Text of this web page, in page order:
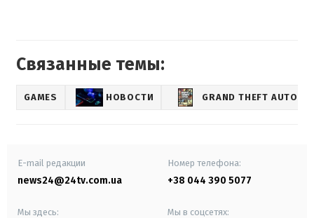
Связанные темы:
GAMES НОВОСТИ GRAND THEFT AUTO
E-mail редакции
news24@24tv.com.ua
Номер телефона:
+38 044 390 5077
Мы здесь: Мы в соцсетях: